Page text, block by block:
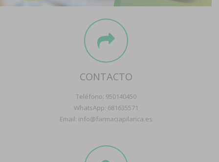
Boletín
CONTACTO
Teléfono: 950140450
WhatsApp: 681635571
Email: info@farmaciapilarica.es